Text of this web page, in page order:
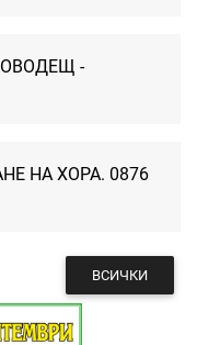
-
НА ХОРА. 0876
ВСИЧКИ